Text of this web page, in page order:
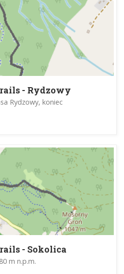
- Rydzowy
Rydzowy, koniec
- Sokolica
m n.p.m.